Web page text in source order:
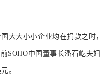
大大小小企业均在捐款之时
SOHO中国董事长潘石屹夫
。